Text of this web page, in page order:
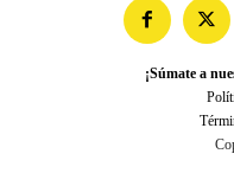
¡Súmate a